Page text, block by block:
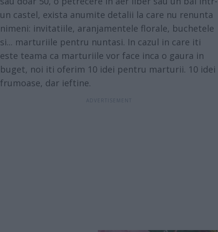
un castel, exista anumite detalii la care nu renunta
nimeni: invitatiile, aranjamentele florale, buchetele
si... marturiile pentru nuntasi. In cazul in care iti
este teama ca marturiile vor face inca o gaura in
buget, noi iti oferim 10 idei pentru marturii. 10 idei
frumoase, dar ieftine.